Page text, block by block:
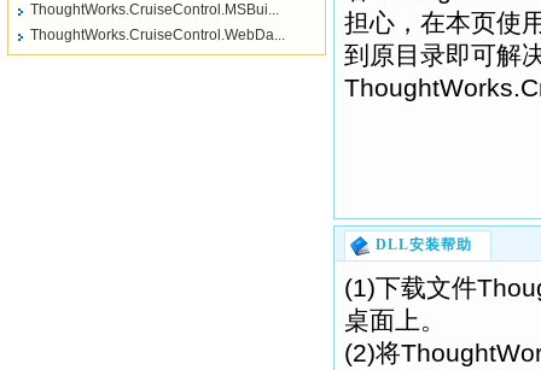
担心，在本页使
到原目录即可解
DLL安装帮助
(1)下载文件
桌面上。
(2)将
ThoughtWorks.CruiseControl.MSBui...
ThoughtWorks.CruiseControl.WebDa...